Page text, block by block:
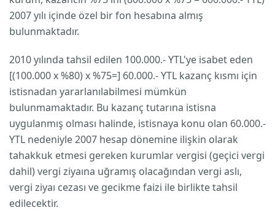
2007 yılı içinde özel bir fon hesabına almış
bulunmaktadır.
2010 yılında tahsil edilen 100.000.- YTL'ye isabet eden
[(100.000 x %80) x %75=] 60.000.- YTL kazanç kısmı için
istisnadan yararlanılabilmesi mümkün
bulunmamaktadır. Bu kazanç tutarına istisna
uygulanmış olması halinde, istisnaya konu olan 60.000.-
YTL nedeniyle 2007 hesap dönemine ilişkin olarak
tahakkuk etmesi gereken kurumlar vergisi (geçici vergi
dahil) vergi ziyaına uğramış olacağından vergi aslı,
vergi ziyaı cezası ve gecikme faizi ile birlikte tahsil
edilecektir.